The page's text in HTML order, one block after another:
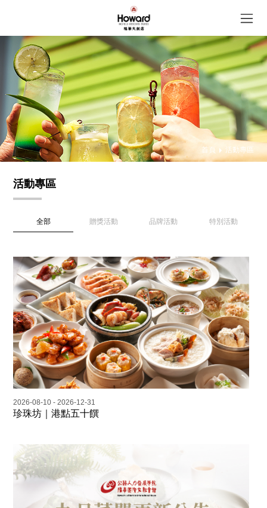
首頁 活動專區
活動專區
全部 贈獎活動 品牌活動 特別活動
2026-08-10 - 2026-12-31
珍珠坊｜港點五十饌